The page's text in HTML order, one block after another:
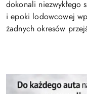
dokonali niezwykłego
i epoki lodowcowej
żadnych okresów